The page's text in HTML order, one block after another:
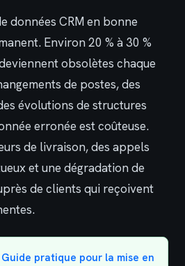
données CRM en bonne
Environ 20 % à 30 %
obsolètes chaque
de postes, des
évolutions de structures
erronée est coûteuse.
de livraison, des appels
et une dégradation de
de clients qui reçoivent
Guide pratique pour la mise en